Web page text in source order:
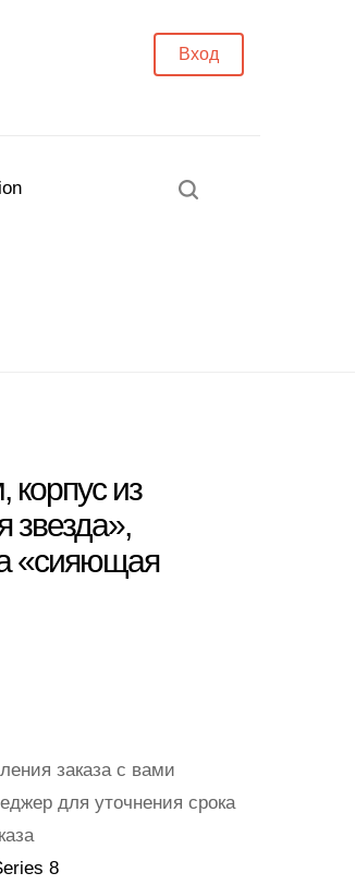
Вход
корпус из
«сияющая
заказа с вами
для уточнения срока
8